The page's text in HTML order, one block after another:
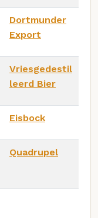
Dortmunder
Export
Vriesgedestil
leerd Bier
Eisbock
Quadrupel